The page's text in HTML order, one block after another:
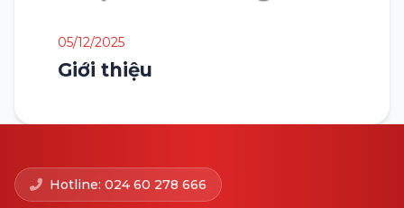
05/12/2025
Giới thiệu
Hotline: 024 60 278 666